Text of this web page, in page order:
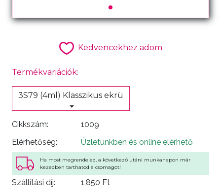
Kedvencekhez adom
Termékvariációk:
3S79 (4ml) Klasszikus ekrü
Cikkszám:
1009
Elérhetőség:
Üzletünkben és online elérhető
Ha most megrendeled, a következő utáni munkanapon már
kezedben tarthatod a csomagot!
Szállítási díj: 1,850 Ft